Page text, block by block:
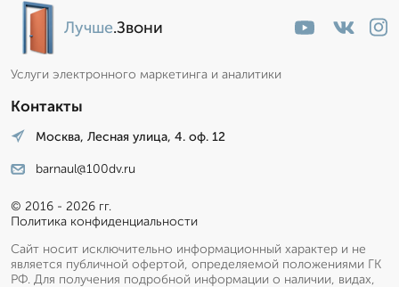
Лучше.Звони
Услуги электронного маркетинга и аналитики
Контакты
Москва, Лесная улица, 4. оф. 12
barnaul@100dv.ru
© 2016 - 2026 гг.
Политика конфиденциальности
Сайт носит исключительно информационный характер и не
является публичной офертой, определяемой положениями ГК
РФ. Для получения подробной информации о наличии, видах,